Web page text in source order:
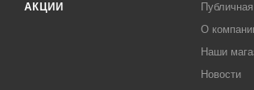
АКЦИИ
О
Наши
Новости